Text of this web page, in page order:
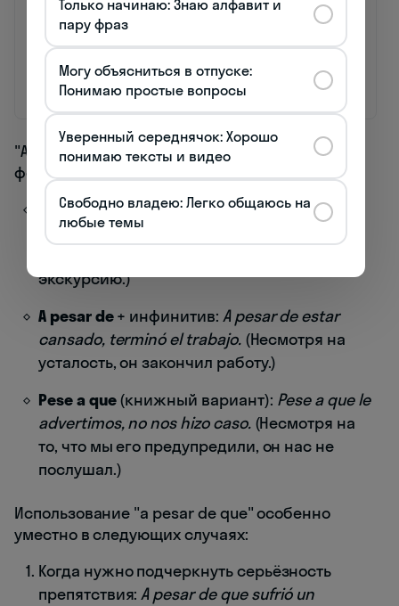
Частота
использования
Средняя
Типичный
контекст
Повседневные
ситуации
Письменные
тексты,
выступления
"A pesar de que" имеет и другие родственные
формы:
A pesar de+ существительное:A pesar de la
lluvia, continuamos con la excursión.
экскурсию.)
A pesar de+ инфинитив: A pesar de estar
cansado, terminó el trabajo.(Несмотря на
усталость, он закончил работу.)
Pese a que(книжный вариант): Pese a que le
advertimos, no nos hizo caso.(Несмотря на
то, что мы его предупредили, он нас не
послушал.)
Использование "a pesar de que" особенно
уместно в следующих случаях:
Когда нужно подчеркнуть серьёзность
препятствия:A pesar de que sufrió un
Только начинаю: Знаю алфавит и
пару фраз
Могу объясниться в отпуске:
Понимаю простые вопросы
Уверенный середнячок: Хорошо
понимаю тексты и видео
Свободно владею: Легко общаюсь на
любые темы